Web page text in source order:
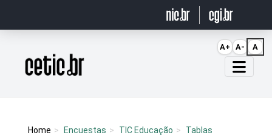
Página inicial
Home Encuestas TIC Educação
Tablas
A+ A- A